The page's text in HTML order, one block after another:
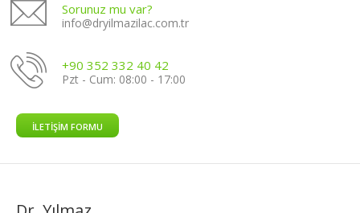
Sorunuz mu var?
info@dryilmazilac.com.tr
+90 352 332 40 42
Pzt - Cum: 08:00 - 17:00
İLETIŞIM FORMU